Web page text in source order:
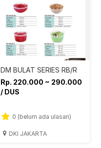
DM BULAT SERIES RB/R
Rp. 220.000 ~ 290.000
/ DUS
0 (belum ada ulasan)
DKI JAKARTA